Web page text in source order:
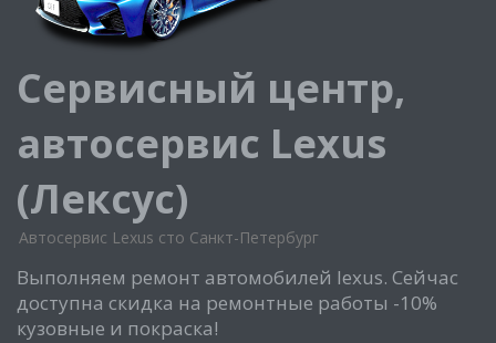
Сервисный центр,
автосервис Lexus
(Лексус)
Автосервис Lexus сто Санкт-Петербург
Выполняем ремонт автомобилей lexus. Сейчас
доступна скидка на ремонтные работы -10%
кузовные и покраска!